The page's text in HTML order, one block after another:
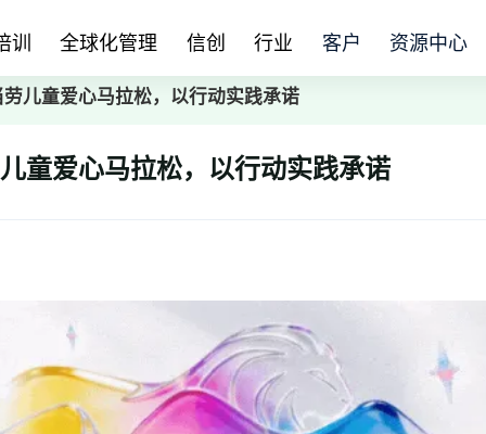
训 全球化管理 信创 行业 客户 资源中心
儿童爱心马拉松，以行动实践承诺
童爱心马拉松，以行动实践承诺